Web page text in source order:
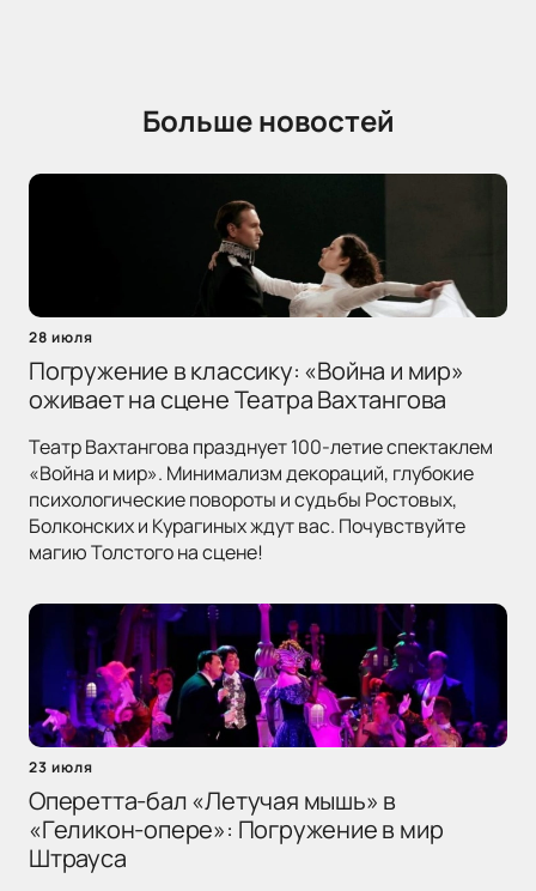
Больше новостей
28 июля
Погружение в классику: «Война и мир»
оживает на сцене Театра Вахтангова
Театр Вахтангова празднует 100-летие спектаклем
«Война и мир». Минимализм декораций, глубокие
психологические повороты и судьбы Ростовых,
Болконских и Курагиных ждут вас. Почувствуйте
магию Толстого на сцене!
23 июля
Оперетта-бал «Летучая мышь» в
«Геликон-опере»: Погружение в мир
Штрауса